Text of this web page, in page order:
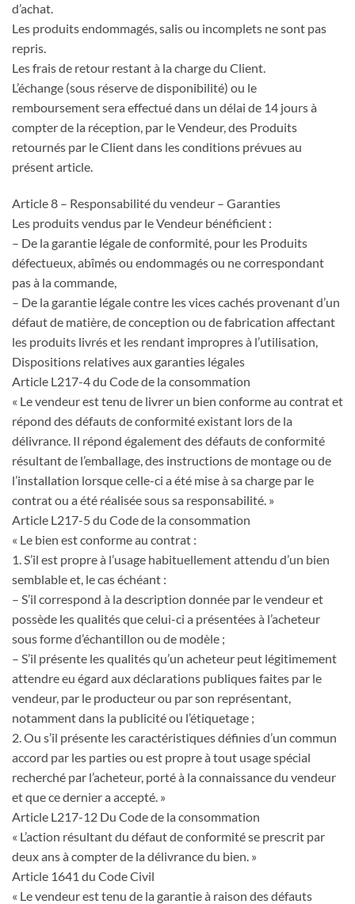
d’achat.
Les produits endommagés, salis ou incomplets ne sont pas
repris.
Les frais de retour restant à la charge du Client.
L’échange (sous réserve de disponibilité) ou le
remboursement sera effectué dans un délai de 14 jours à
compter de la réception, par le Vendeur, des Produits
retournés par le Client dans les conditions prévues au
présent article.
Article 8 – Responsabilité du vendeur – Garanties
Les produits vendus par le Vendeur bénéficient :
– De la garantie légale de conformité, pour les Produits
défectueux, abîmés ou endommagés ou ne correspondant
pas à la commande,
– De la garantie légale contre les vices cachés provenant d’un
défaut de matière, de conception ou de fabrication affectant
les produits livrés et les rendant impropres à l’utilisation,
Dispositions relatives aux garanties légales
Article L217-4 du Code de la consommation
« Le vendeur est tenu de livrer un bien conforme au contrat et
répond des défauts de conformité existant lors de la
délivrance. Il répond également des défauts de conformité
résultant de l’emballage, des instructions de montage ou de
l’installation lorsque celle-ci a été mise à sa charge par le
contrat ou a été réalisée sous sa responsabilité. »
Article L217-5 du Code de la consommation
« Le bien est conforme au contrat :
1. S’il est propre à l’usage habituellement attendu d’un bien
semblable et, le cas échéant :
– S’il correspond à la description donnée par le vendeur et
possède les qualités que celui-ci a présentées à l’acheteur
sous forme d’échantillon ou de modèle ;
– S’il présente les qualités qu’un acheteur peut légitimement
attendre eu égard aux déclarations publiques faites par le
vendeur, par le producteur ou par son représentant,
notamment dans la publicité ou l’étiquetage ;
2. Ou s’il présente les caractéristiques définies d’un commun
accord par les parties ou est propre à tout usage spécial
recherché par l’acheteur, porté à la connaissance du vendeur
et que ce dernier a accepté. »
Article L217-12 Du Code de la consommation
« L’action résultant du défaut de conformité se prescrit par
deux ans à compter de la délivrance du bien. »
Article 1641 du Code Civil
« Le vendeur est tenu de la garantie à raison des défauts